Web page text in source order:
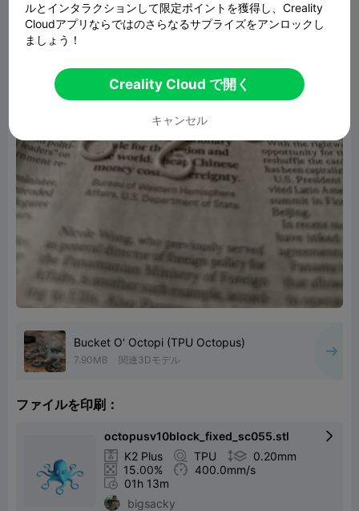
Bucket O' Octopi (TPU Octopus)
7.90MB 関連3Dモデル
ファイルを印刷：
octopusv10block_fixed_sc055.stl 
 K2 Plus  TPU  0.20mm
 15.00%  400.0mm/s
 01h 13m
bigsacky
ルとインタラクションして限定ポイントを獲得し、Creality
Cloudアプリならではのさらなるサプライズをアンロックし
ましょう！
Creality Cloud で開く
キャンセル